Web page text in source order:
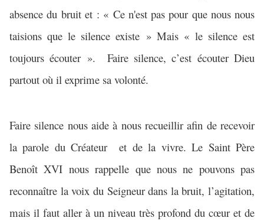
absence du bruit et : « Ce n'est pas pour que nous nous
taisions que le silence existe » Mais « le silence est
toujours écouter ».
Faire silence, c’est écouter Dieu
partout où il exprime sa volonté.
Faire silence nous aide à nous recueillir afin de recevoir
la parole du Créateur
et de la vivre. Le Saint Père
Benoît XVI nous rappelle que nous ne pouvons pas
reconnaître la voix du Seigneur dans la bruit, l’agitation,
mais il faut aller à un niveau très profond du cœur et de